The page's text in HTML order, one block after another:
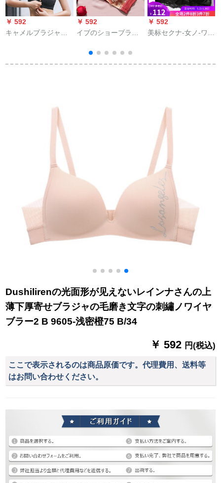
￥ 592
キャメルブラジャリ
す。ブラベベル式bra
￥ 592
イブのショーブラジ
胸軟鋼輪寄せブラ調
整型Bケース軽イレン
￥ 592
美标セクナ-女ノ-ワイ
えないシルクロージ
Dushilirenの光面形が见えないレインナさんの上
薄下厚寄せブラジャの毛磨き文字の刺繡ノワイヤ
ブラー2 B 9605-浅密橙75 B/34
￥ 592 円(税込)
ここで表示されるのは商品原価です。代理費用、送料等
はお問い合わせください。